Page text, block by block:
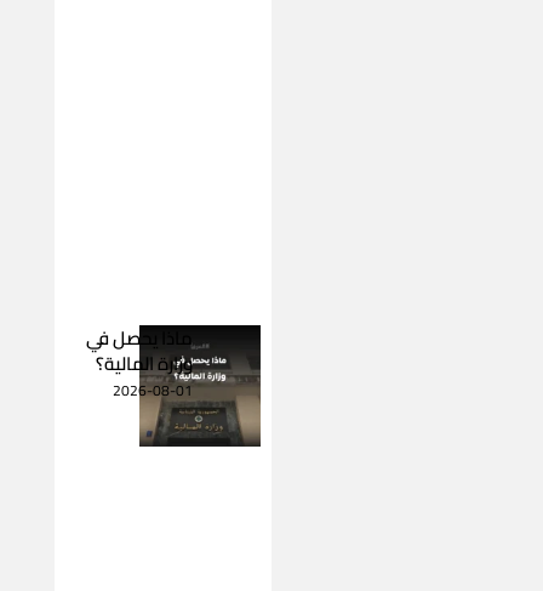
ماذا يحصل في
وزارة المالية؟
2026-08-01